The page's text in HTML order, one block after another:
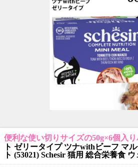
便利な使い切りサイズの50g×6個入り
ト ゼリータイプ ツナwithビーフ マ
ト (53021) Schesir 猫用 総合栄養食